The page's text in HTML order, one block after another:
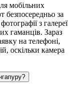
мобільних
безпосередньо за
з галереї
гаманців. Зараз
на телефоні,
оскільки камера